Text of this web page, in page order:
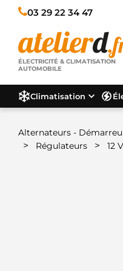
03 29 22 34 47
ÉLECTRICITÉ & CLIMATISATION
AUTOMOBILE
Climatisation
Alternateurs -
> Régulateurs > 12 V